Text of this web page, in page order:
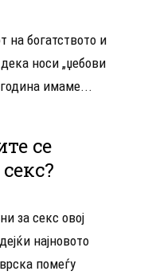
на богатството и
носи „џебови
година имаме...
се
за секс овој
најновото
помеѓу